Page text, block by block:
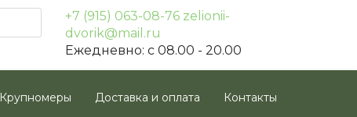
+7 (915) 063-08-76 zelionii-
dvorik@mail.ru
Ежедневно: с 08.00 - 20.00
Крупномеры Доставка и оплата Контакты